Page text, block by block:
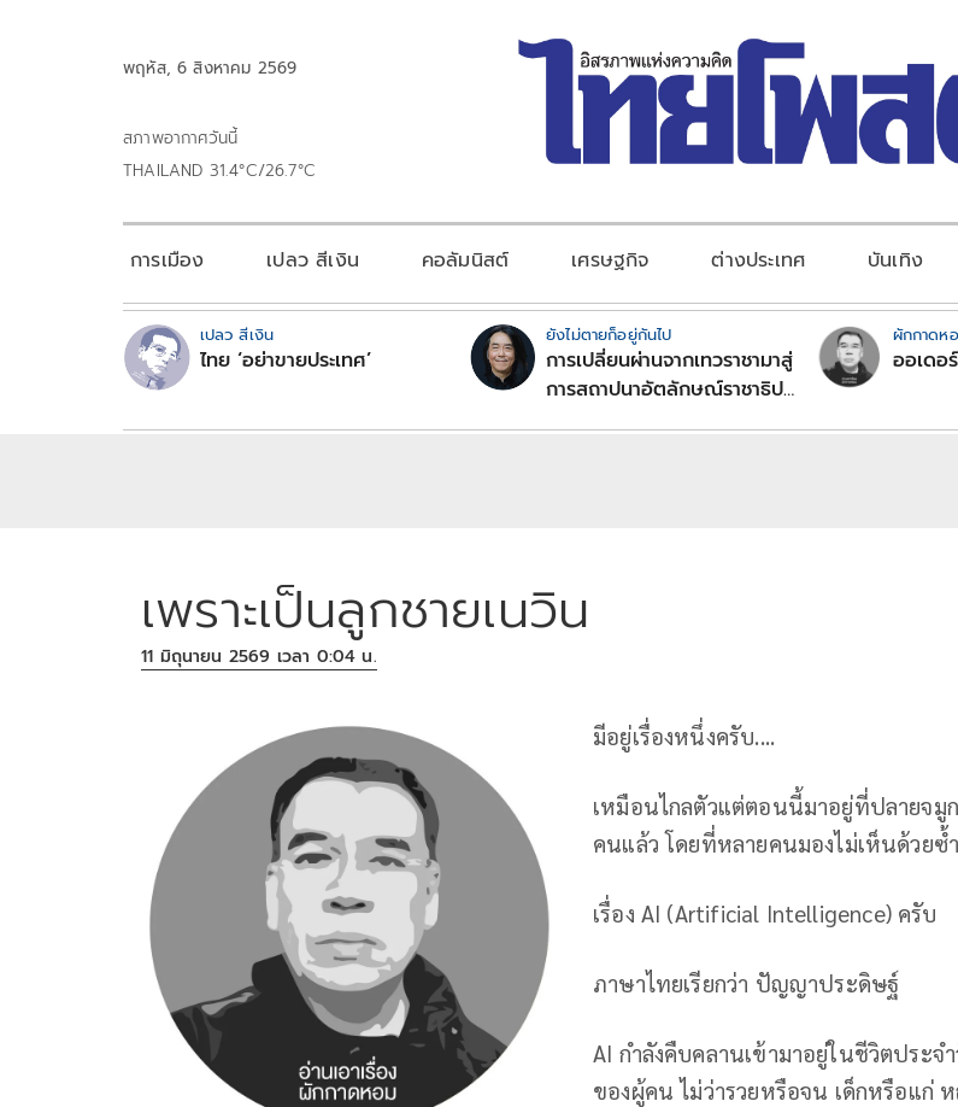
พฤหัส, 6 สิงหาคม 2569
สภาพอากาศวันนี้
THAILAND 31.4°C/26.7°C
การเมือง เปลว สีเงิน คอลัมนิสต์ เศรษฐกิจ ต่างประเทศ บันเทิง
เปลว สีเงิน
ไทย ‘อย่าขายประเทศ’
ยังไม่ตายก็อยู่กันไป
การเปลี่ยนผ่านจากเทวราชามาสู่
การสถาปนาอัตลักษณ์ราชาธิป
ผักกาดห
ออเดอ
เพราะเป็นลูกชายเนวิน
11 มิถุนายน 2569 เวลา 0:04 น.
มีอยู่เรื่องหนึ่งครับ....
เหมือนไกลตัวแต่ตอนนี้มาอยู่ที่ปลายจมู
คนแล้ว โดยที่หลายคนมองไม่เห็นด้วยซ้ำ
เรื่อง AI (Artificial Intelligence) ครับ
ภาษาไทยเรียกว่า ปัญญาประดิษฐ์
AI กำลังคืบคลานเข้ามาอยู่ในชีวิตประจ
ของผู้คน ไม่ว่ารวยหรือจน เด็กหรือแก่